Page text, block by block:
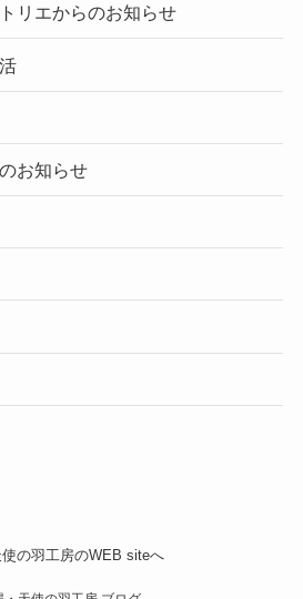
リエからのお知らせ
お知らせ
の羽工房のWEB siteへ